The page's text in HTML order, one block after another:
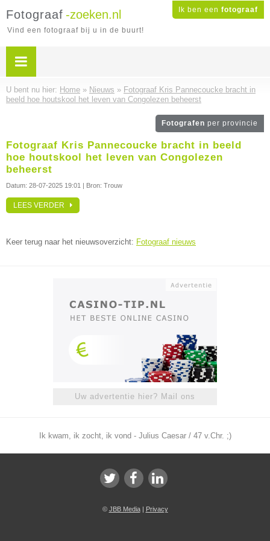
Ik ben een fotograaf
Fotograaf -zoeken.nl
Vind een fotograaf bij u in de buurt!
U bent nu hier: Home » Nieuws » Fotograaf Kris Pannecoucke bracht in
beeld hoe houtskool het leven van Congolezen beheerst
Fotografen per provincie
Fotograaf Kris Pannecoucke bracht in beeld
hoe houtskool het leven van Congolezen
beheerst
Datum: 28-07-2025 19:01 | Bron: Trouw
LEES VERDER
Keer terug naar het nieuwsoverzicht: Fotograaf nieuws
Uw advertentie hier? Mail ons
Ik kwam, ik zocht, ik vond - Julius Caesar / 47 v.Chr. ;)
© JBB Media| Privacy